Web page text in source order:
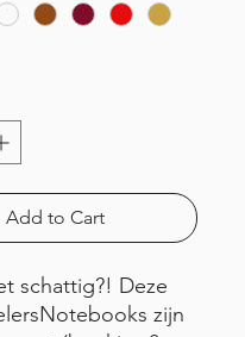
Add to Cart
schattig?! Deze
zijn